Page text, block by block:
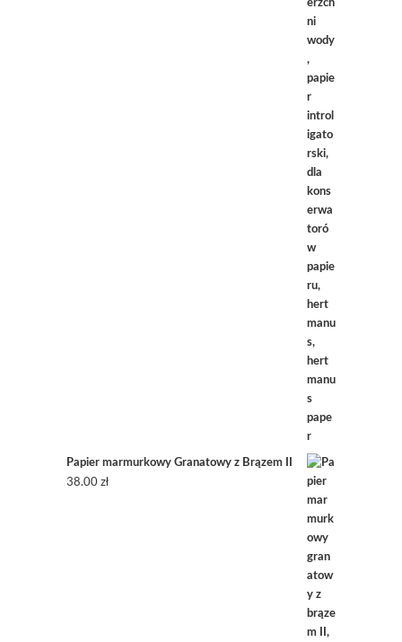
Papier marmurkowy Granatowy z Brązem II
38.00zł